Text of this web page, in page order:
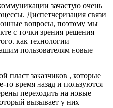
зачастую очень
Диспетчеризация связи
вопросы, поэтому мы
с точки зрения решения
как технологии
пользователям новые
пласт заказчиков , которые
время назад и пользуются
переходить на новые
вызывает у них